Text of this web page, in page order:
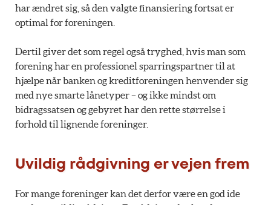
har ændret sig, så den valgte finansiering fortsat er
optimal for foreningen.
Dertil giver det som regel også tryghed, hvis man som
forening har en professionel sparringspartner til at
hjælpe når banken og kreditforeningen henvender sig
med nye smarte lånetyper – og ikke mindst om
bidragssatsen og gebyret har den rette størrelse i
forhold til lignende foreninger.
Uvildig rådgivning er vejen frem
For mange foreninger kan det derfor være en god ide